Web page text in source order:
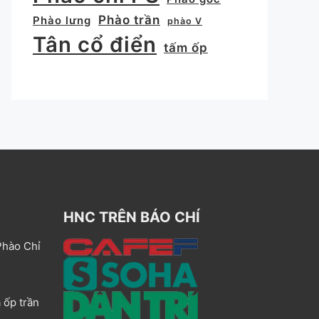
Phào lưng
Phào trần phào V
Tân cổ điển tấm ốp
Chỉ
ốp trần
HNC TRÊN BÁO CHÍ